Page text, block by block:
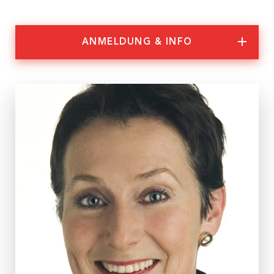
Partner:innen
ANMELDUNG & INFO
Anmeldung & Informationen
Veranstaltungs-ID
WS 14/26
Di, 09.06.2026, 14:00 – 18:00 Uhr